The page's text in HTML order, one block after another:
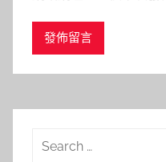
Search